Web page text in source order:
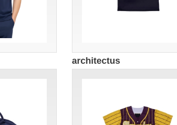
architectus